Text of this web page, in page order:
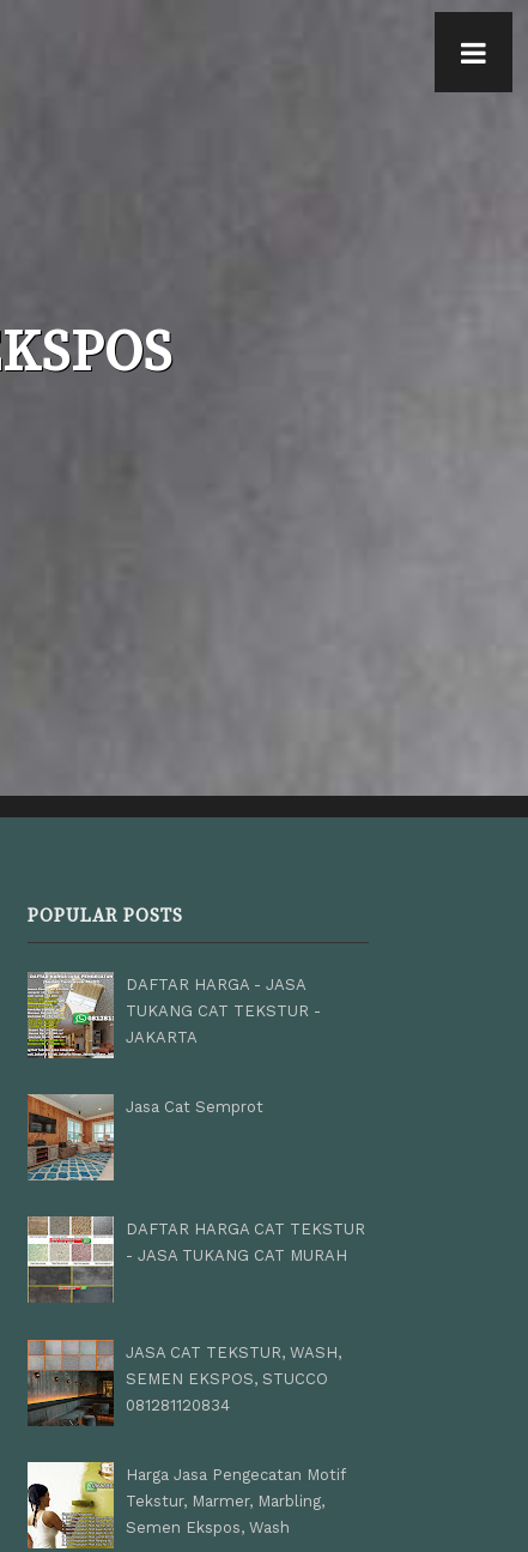
POPULAR POSTS
DAFTAR HARGA - JASA
TUKANG CAT TEKSTUR -
JAKARTA
Jasa Cat Semprot
DAFTAR HARGA CAT TEKSTUR
- JASA TUKANG CAT MURAH
JASA CAT TEKSTUR, WASH,
SEMEN EKSPOS, STUCCO
081281120834
Harga Jasa Pengecatan Motif
Tekstur, Marmer, Marbling,
Semen Ekspos, Wash